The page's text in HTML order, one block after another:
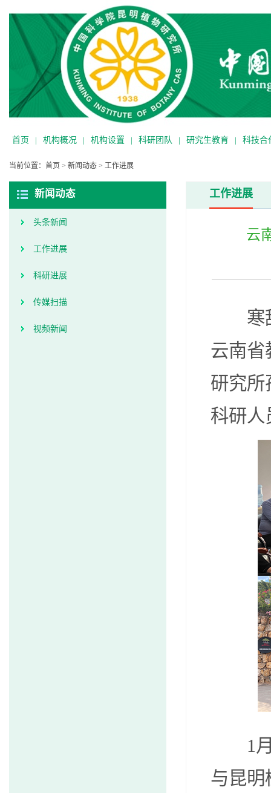
首页 | 机构概况 | 机构设置 | 科研团队 | 研究生教育 | 科技合
当前位置： 首页 > 新闻动态 > 工作进展
新闻动态
头条新闻
工作进展
科研进展
传媒扫描
视频新闻
工作进展
云
寒
云南省
研究所
科研人
1
与昆明